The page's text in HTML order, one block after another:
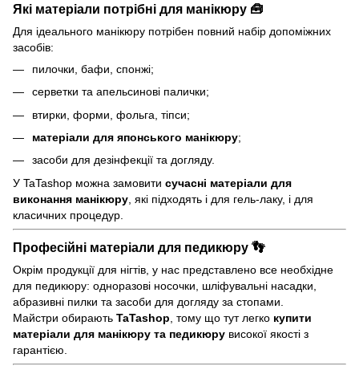
Які матеріали потрібні для манікюру 🧰
Для ідеального манікюру потрібен повний набір допоміжних
засобів:
пилочки, бафи, спонжі;
серветки та апельсинові палички;
втирки, форми, фольга, тіпси;
матеріали для японського манікюру;
засоби для дезінфекції та догляду.
У TaTashop можна замовити сучасні матеріали для
виконання манікюру , які підходять і для гель-лаку, і для
класичних процедур.
Професійні матеріали для педикюру 👣
Окрім продукції для нігтів, у нас представлено все необхідне
для педикюру: одноразові носочки, шліфувальні насадки,
абразивні пилки та засоби для догляду за стопами.
Майстри обирають TaTashop , тому що тут легко купити
матеріали для манікюру та педикюру високої якості з
гарантією.